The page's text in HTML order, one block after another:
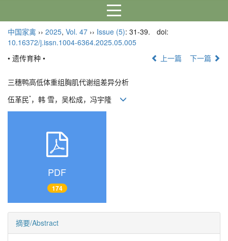
中国家禽 ›› 2025, Vol. 47 ›› Issue (5): 31-39.
doi:
10.16372/j.issn.1004-6364.2025.05.005
• 遗传育种 •
上一篇 下一篇
三穗鸭高低体重组胸肌代谢组差异分析
伍革民*，韩 雪，吴松成，冯宇隆
PDF
174
摘要/Abstract